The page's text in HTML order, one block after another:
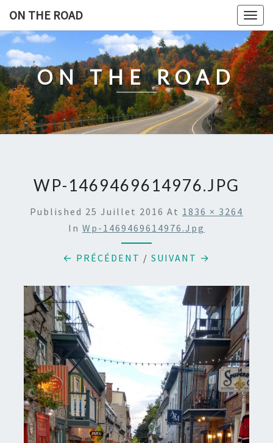
content
ON THE ROAD
ON THE ROAD
WP-1469469614976.JPG
Published 25 Juillet 2016 At 1836 × 3264
In Wp-1469469614976.jpg
← PRÉCÉDENT / SUIVANT →